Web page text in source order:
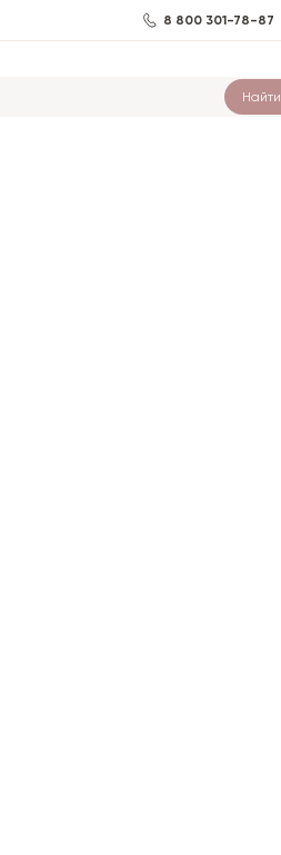
8 800 301-78-87
Найти